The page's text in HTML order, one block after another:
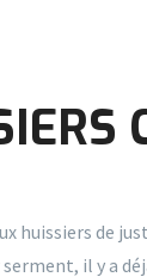
huissiers de
il y a